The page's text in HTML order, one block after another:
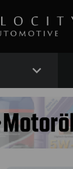
expand_more